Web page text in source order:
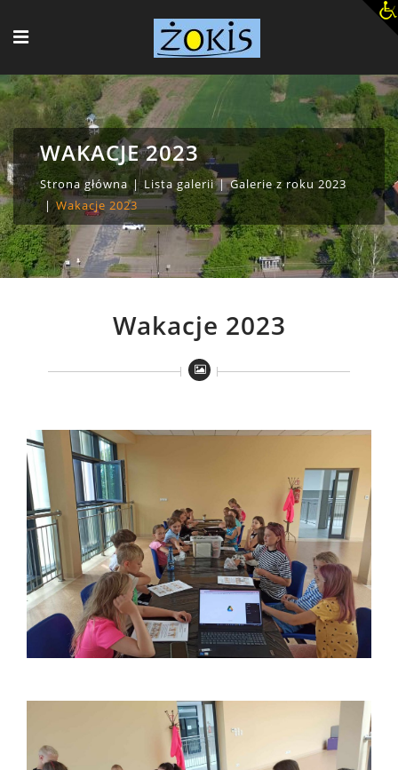
WAKACJE 2023
Strona główna Lista galerii
Galerie z roku 2023
Wakacje 2023
Wakacje 2023